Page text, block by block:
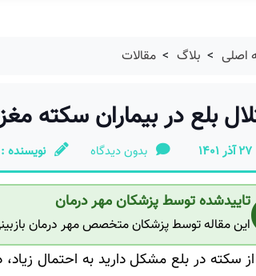
اصلی > بلاگ > مقالات
بلع در بیماران سکته
27 آذر 1401 بدون دیدگاه نویسنده :
تاییدشده توسط پزشکان مهر درمان
این مقاله توسط پزشکان متخصص مهر درمان
از سکته در بلع مشکل دارید به احتمال